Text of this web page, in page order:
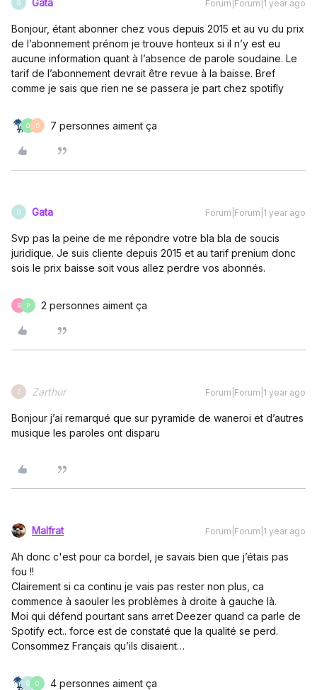
G Gata Forum|Forum|1 year ago
Bonjour, étant abonner chez vous depuis 2015 et au vu du prix
de l’abonnement prénom je trouve honteux si il n’y est eu
aucune information quant à l’absence de parole soudaine. Le
tarif de l’abonnement devrait être revue à la baisse. Bref
comme je sais que rien ne se passera je part chez spotifly
O D 7 personnes aiment ça
G Gata Forum|Forum|1 year ago
Svp pas la peine de me répondre votre bla bla de soucis
juridique. Je suis cliente depuis 2015 et au tarif prenium donc
sois le prix baisse soit vous allez perdre vos abonnés.
R P 2 personnes aiment ça
Z Zarthur Forum|Forum|1 year ago
Bonjour j’ai remarqué que sur pyramide de waneroi et d’autres
musique les paroles ont disparu
Malfrat Forum|Forum|1 year ago
Ah donc c'est pour ca bordel, je savais bien que j’étais pas
fou !!
Clairement si ca continu je vais pas rester non plus, ca
commence à saouler les problèmes à droite à gauche là.
Moi qui défend pourtant sans arret Deezer quand ca parle de
Spotify ect.. force est de constaté que la qualité se perd.
Consommez Français qu’ils disaient…
G O 4 personnes aiment ça